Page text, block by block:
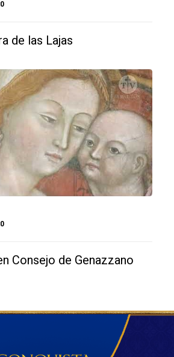
de las Lajas
Consejo de Genazzano